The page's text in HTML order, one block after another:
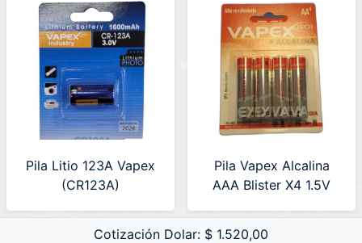
Pila Litio 123A Vapex
(CR123A)
Pila Vapex Alcalina
AAA Blister X4 1.5V
Cotización Dolar: $ 1.520,00